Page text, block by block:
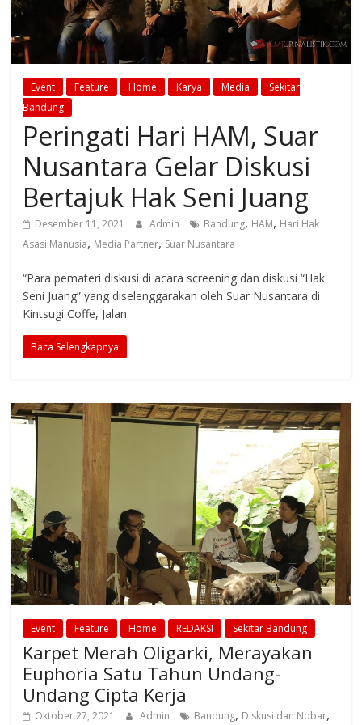
Event Feature Home Karya Media
Sekitar
Bandung
Peringati Hari HAM, Suar
Nusantara Gelar Diskusi
Bertajuk Hak Seni Juang
Desember 11, 2021 Admin Bandung, HAM, Hari Hak
Asasi Manusia, Media Partner, Suar Nusantara
“Para pemateri diskusi di acara screening dan diskusi “Hak
Seni Juang” yang diselenggarakan oleh Suar Nusantara di
Kintsugi Coffe, Jalan
Baca Selengkapnya
Event Feature Home REDAKSI Sekitar Bandung
Karpet Merah Oligarki, Merayakan
Euphoria Satu Tahun Undang-
Undang Cipta Kerja
Oktober 27, 2021 Admin Bandung, Diskusi dan Nobar,